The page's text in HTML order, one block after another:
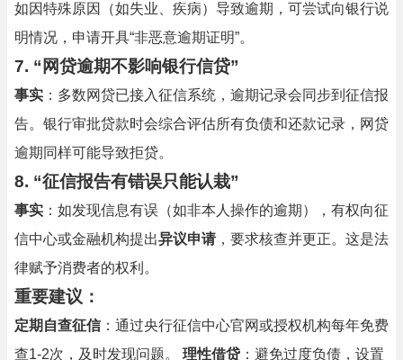
如因特殊原因（如失业、疾病）导致逾期，可尝试向银行说
明情况，申请开具“非恶意逾期证明”。
7. “网贷逾期不影响银行信贷”
事实 ：多数网贷已接入征信系统，逾期记录会同步到征信报
告。银行审批贷款时会综合评估所有负债和还款记录，网贷
逾期同样可能导致拒贷。
8. “征信报告有错误只能认栽”
事实 ：如发现信息有误（如非本人操作的逾期），有权向征
信中心或金融机构提出异议申请，要求核查并更正。这是法
律赋予消费者的权利。
重要建议 ：
定期自查征信：通过央行征信中心官网或授权机构每年免费
查1-2次，及时发现问题。 理性借贷 ：避免过度负债，设置